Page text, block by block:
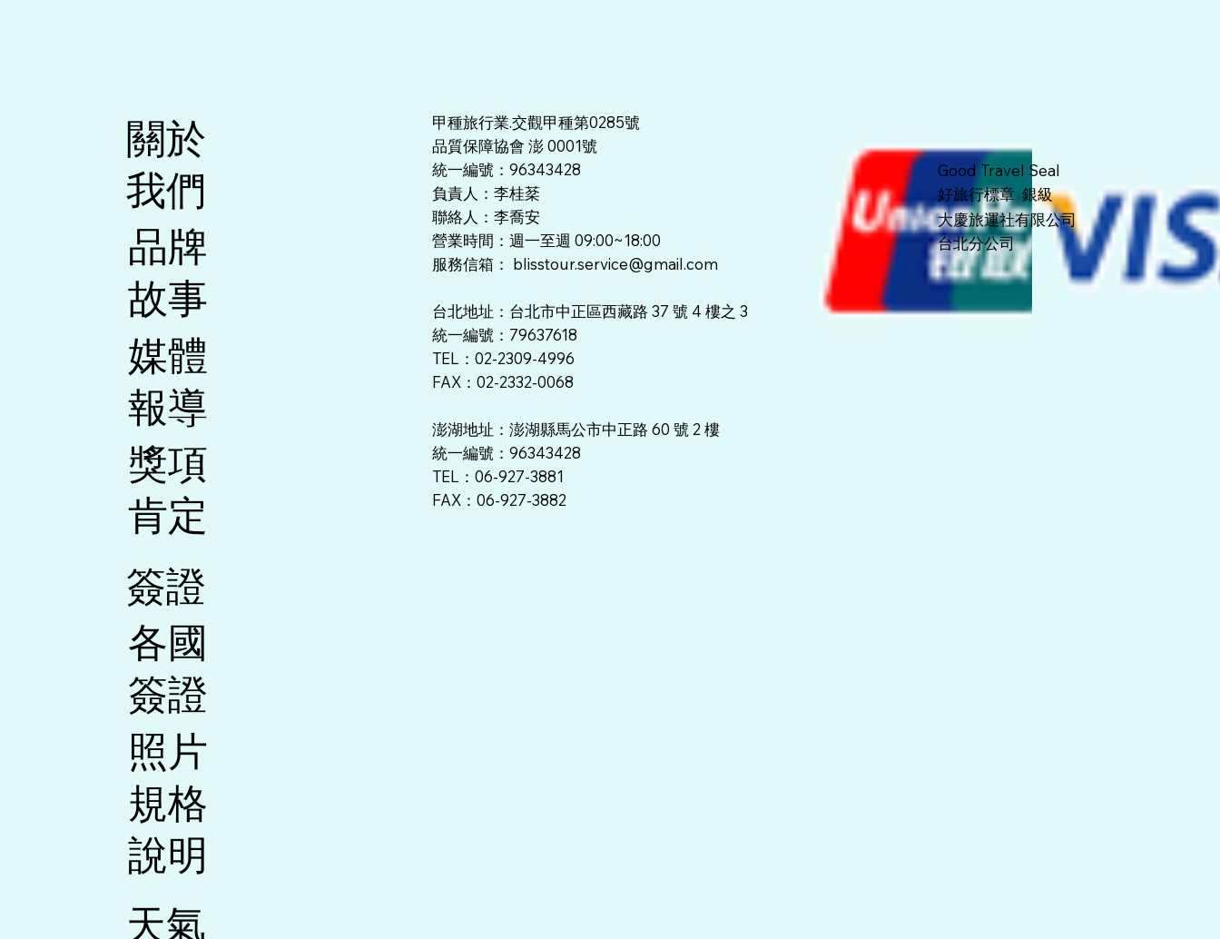
關於
我們
​品牌
故事
媒體
報導
​獎項
肯定
​簽證
各國
簽證
照片
規格
說明
天氣
甲種旅行業.交觀甲種第0285號
品質保障協會 澎 0001號
統一編號：96343428
負責人：李桂棻
聯絡人：李喬安
營業時間：週一至週 09:00~18:00
服務信箱： blisstour.service@gmail.com
台北地址：台北市中正區西藏路 37 號 4 樓之 3
統一編號：79637618
TEL：02-2309-4996
FAX：02-2332-0068
澎湖地址：澎湖縣馬公市中正路 60 號 2 樓
​統一編號：96343428
TEL：06-927-3881
FAX：06-927-3882
Good Travel Seal
好旅行標章 銀級
大慶旅運社有限公司
​台北分公司